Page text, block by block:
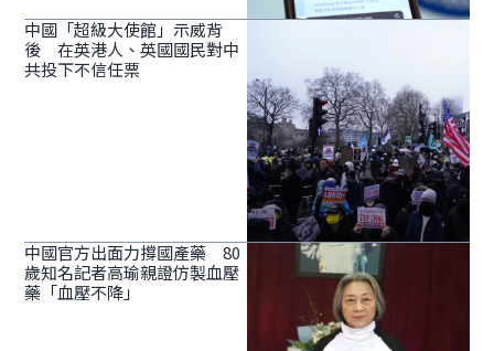
中國「超級大使館」示威背
後 在英港人、英國國民對中
共投下不信任票
中國官方出面力撐國產藥 80
歲知名記者高瑜親證仿製血壓
藥「血壓不降」